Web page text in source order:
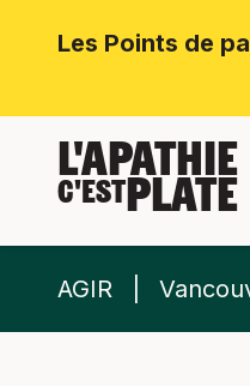
Les Points de
L'APATHIE
C'ESTPLATE
AGIR